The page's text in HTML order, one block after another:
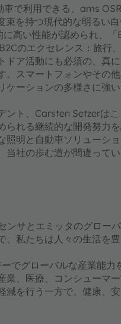
で利用できる、ams
を持つ現代的な明るい
高い性能が認められ、
のエクセレンス：旅行
ア活動にも必須の、真
スマートフォンやその
ーションの多様さに強い
ト、Carsten Setzerは
れる継続的な開発努力
明と自動車ソリューシ
社の歩む道が間違って
サとエミッタのグロー
私たちは人々の生活を豊
でグローバルな産業能
、医療、コンシューマ
を行う一方で、健康、